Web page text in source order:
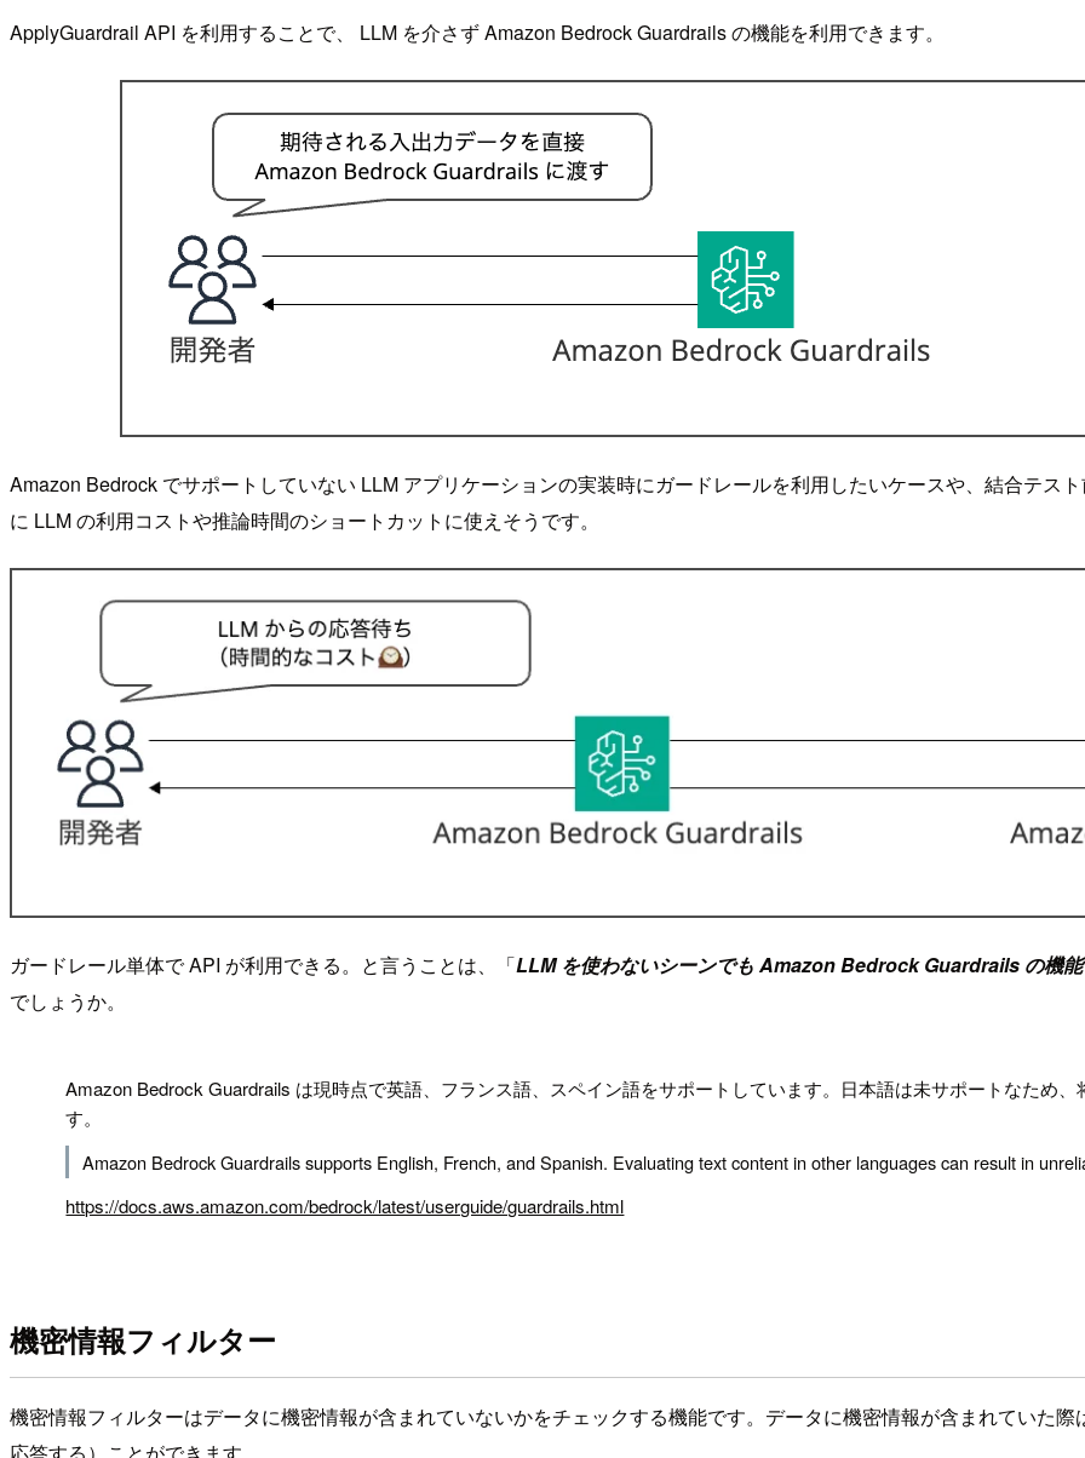
ApplyGuardrail API を利用することで、 LLM を介さず Amazon Bedrock Guardrails の機能を利用できます。
Amazon Bedrock でサポートしていない LLM アプリケーションの実装時にガードレールを利用したいケースや、結合テス
に LLM の利用コストや推論時間のショートカットに使えそうです。
ガードレール単体で API が利用できる。と言うことは、「LLM を使わないシーンでも Amazon Bedrock Guardrails の機
でしょうか。
Amazon Bedrock Guardrails は現時点で英語、フランス語、スペイン語をサポートしています。日本語は未サポートなため
す。
Amazon Bedrock Guardrails supports English, French, and Spanish. Evaluating text content in other languages can result in
https://docs.aws.amazon.com/bedrock/latest/userguide/guardrails.html
機密情報フィルター
機密情報フィルターはデータに機密情報が含まれていないかをチェックする機能です。データに機密情報が含まれていた